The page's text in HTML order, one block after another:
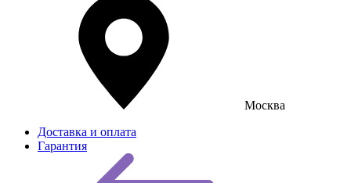
Москва
Доставка и оплата
Гарантия